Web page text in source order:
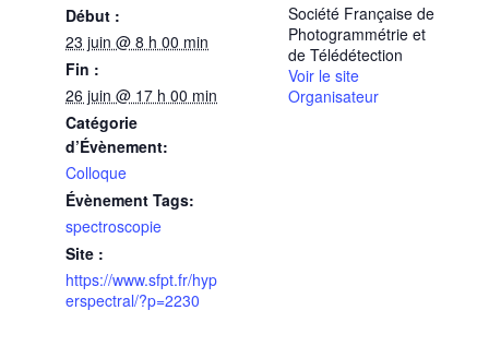
Début :
23 juin @ 8 h 00 min
Fin :
26 juin @ 17 h 00 min
Catégorie
d’Évènement:
Colloque
Évènement Tags:
spectroscopie
Site :
https://www.sfpt.fr/hyp
erspectral/?p=2230
Société Française de
Photogrammétrie et
de Télédétection
Voir le site
Organisateur